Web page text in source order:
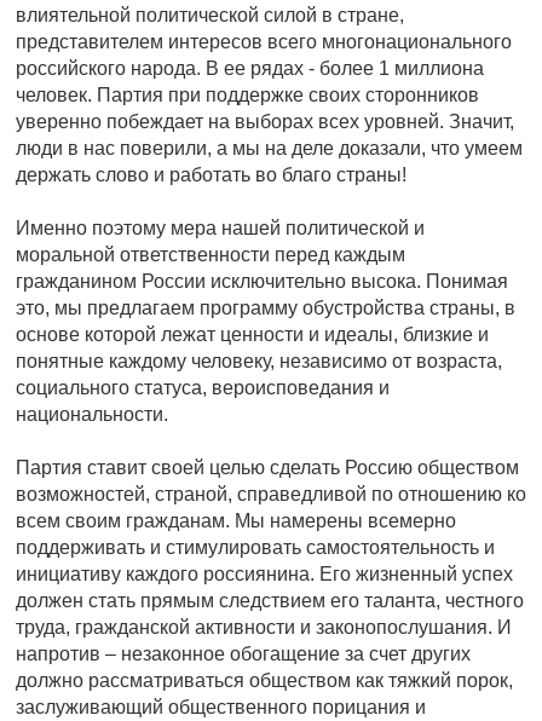
влиятельной политической силой в стране,
представителем интересов всего многонационального
российского народа. В ее рядах - более 1 миллиона
человек. Партия при поддержке своих сторонников
уверенно побеждает на выборах всех уровней. Значит,
люди в нас поверили, а мы на деле доказали, что умеем
держать слово и работать во благо страны!
Именно поэтому мера нашей политической и
моральной ответственности перед каждым
гражданином России исключительно высока. Понимая
это, мы предлагаем программу обустройства страны, в
основе которой лежат ценности и идеалы, близкие и
понятные каждому человеку, независимо от возраста,
социального статуса, вероисповедания и
национальности.
Партия ставит своей целью сделать Россию обществом
возможностей, страной, справедливой по отношению ко
всем своим гражданам. Мы намерены всемерно
поддерживать и стимулировать самостоятельность и
инициативу каждого россиянина. Его жизненный успех
должен стать прямым следствием его таланта, честного
труда, гражданской активности и законопослушания. И
напротив – незаконное обогащение за счет других
должно рассматриваться обществом как тяжкий порок,
заслуживающий общественного порицания и